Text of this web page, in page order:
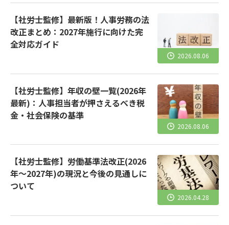
【社労士監修】最新版！人事労務の法
改正まとめ：2027年施行に向けた完
全対応ガイド
2026.08.06
【社労士監修】年収の壁一覧(2026年
最新)：人事担当者が押さえるべき税
金・社会保険の基準
2026.08.06
【社労士監修】労働基準法改正(2026
年～2027年)の現況と今後の見通しに
ついて
2026.04.28